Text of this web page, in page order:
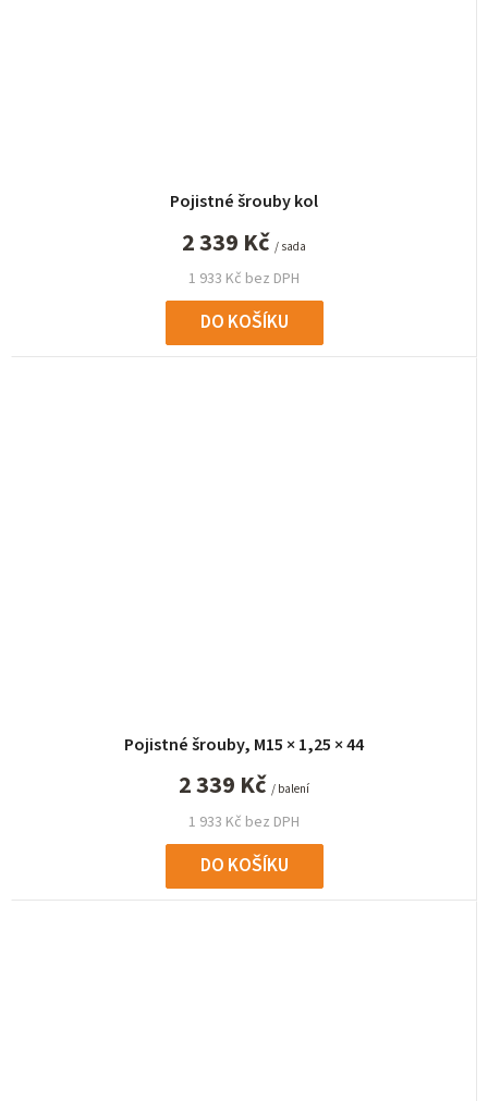
Pojistné šrouby kol
1 933 Kč bez DPH
2 339 Kč / sada
DO KOŠÍKU
Pojistné šrouby, M15 × 1,25 × 44
1 933 Kč bez DPH
2 339 Kč / balení
DO KOŠÍKU